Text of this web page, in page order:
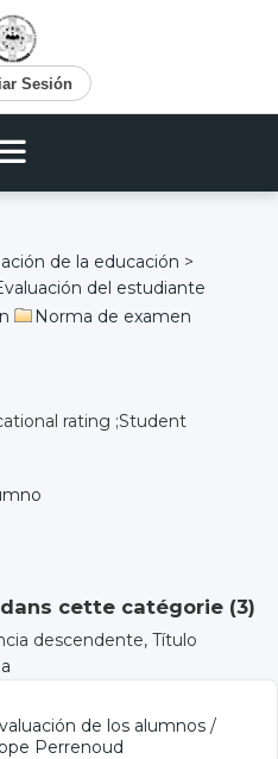
Sesión
de la educación >
del estudiante
Norma de examen
rating ;Student
cette catégorie (3)
descendente, Título
de los alumnos /
Perrenoud